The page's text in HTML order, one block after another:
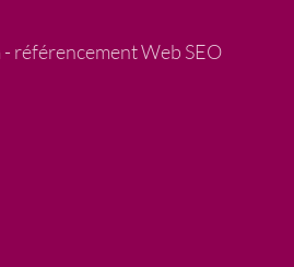
référencement Web SEO